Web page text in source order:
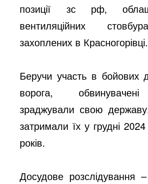
позиції зс рф,
вентиляційних
захоплених в Красногорівці.
Беручи участь в бойових
ворога,
зраджували свою
затримали їх у грудні 2024
років.
Досудове